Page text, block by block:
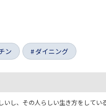
ン ダイニング
し、その人らしい生き方をしてい